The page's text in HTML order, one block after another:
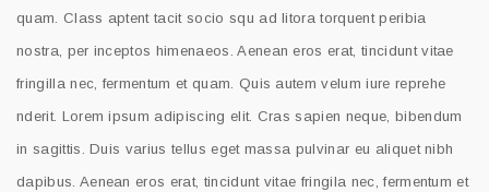
quam. Class aptent tacit socio squ ad litora torquent peribia
nostra, per inceptos himenaeos. Aenean eros erat, tincidunt vitae
fringilla nec, fermentum et quam. Quis autem velum iure reprehe
nderit. Lorem ipsum adipiscing elit. Cras sapien neque, bibendum
in sagittis. Duis varius tellus eget massa pulvinar eu aliquet nibh
dapibus. Aenean eros erat, tincidunt vitae fringila nec, fermentum et